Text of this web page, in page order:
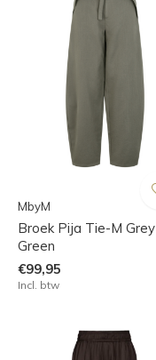
MbyM
Broek Pija Tie-M Grey
Green
€99,95
Incl. btw